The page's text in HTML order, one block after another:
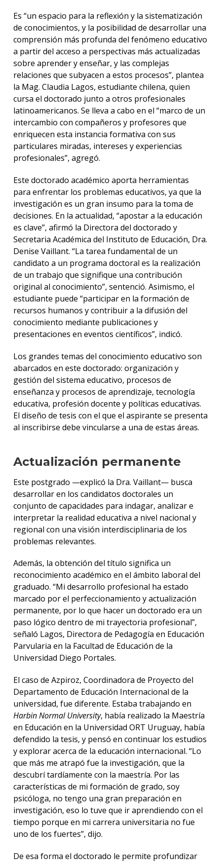
Es “un espacio para la reflexión y la sistematización
de conocimientos, y la posibilidad de desarrollar una
comprensión más profunda del fenómeno educativo
a partir del acceso a perspectivas más actualizadas
sobre aprender y enseñar, y las complejas
relaciones que subyacen a estos procesos”, plantea
la Mag. Claudia Lagos, estudiante chilena, quien
cursa el doctorado junto a otros profesionales
latinoamericanos. Se lleva a cabo en el “marco de un
intercambio con compañeros y profesores que
enriquecen esta instancia formativa con sus
particulares miradas, intereses y experiencias
profesionales”, agregó.
Este doctorado académico aporta herramientas
para enfrentar los problemas educativos, ya que la
investigación es un gran insumo para la toma de
decisiones. En la actualidad, “apostar a la educación
es clave”, afirmó la Directora del doctorado y
Secretaria Académica del Instituto de Educación, Dra.
Denise Vaillant. “La tarea fundamental de un
candidato a un programa doctoral es la realización
de un trabajo que signifique una contribución
original al conocimiento”, sentenció. Asimismo, el
estudiante puede “participar en la formación de
recursos humanos y contribuir a la difusión del
conocimiento mediante publicaciones y
presentaciones en eventos científicos”, indicó.
Los grandes temas del conocimiento educativo son
abarcados en este doctorado: organización y
gestión del sistema educativo, procesos de
enseñanza y procesos de aprendizaje, tecnología
educativa, profesión docente y políticas educativas.
El diseño de tesis con el que el aspirante se presenta
al inscribirse debe vincularse a una de estas áreas.
Actualización permanente
Este postgrado —explicó la Dra. Vaillant— busca
desarrollar en los candidatos doctorales un
conjunto de capacidades para indagar, analizar e
interpretar la realidad educativa a nivel nacional y
regional con una visión interdisciplinaria de los
problemas relevantes.
Además, la obtención del título significa un
reconocimiento académico en el ámbito laboral del
graduado. “Mi desarrollo profesional ha estado
marcado por el perfeccionamiento y actualización
permanente, por lo que hacer un doctorado era un
paso lógico dentro de mi trayectoria profesional”,
señaló Lagos, Directora de Pedagogía en Educación
Parvularia en la Facultad de Educación de la
Universidad Diego Portales.
El caso de Azpiroz, Coordinadora de Proyecto del
Departamento de Educación Internacional de la
universidad, fue diferente. Estaba trabajando en
Harbin Normal University, había realizado la Maestría
en Educación en la Universidad ORT Uruguay, había
defendido la tesis, y pensó en continuar los estudios
y explorar acerca de la educación internacional. “Lo
que más me atrapó fue la investigación, que la
descubrí tardíamente con la maestría. Por las
características de mi formación de grado, soy
psicóloga, no tengo una gran preparación en
investigación, eso lo tuve que ir aprendiendo con el
tiempo porque en mi carrera universitaria no fue
uno de los fuertes”, dijo.
De esa forma el doctorado le permite profundizar